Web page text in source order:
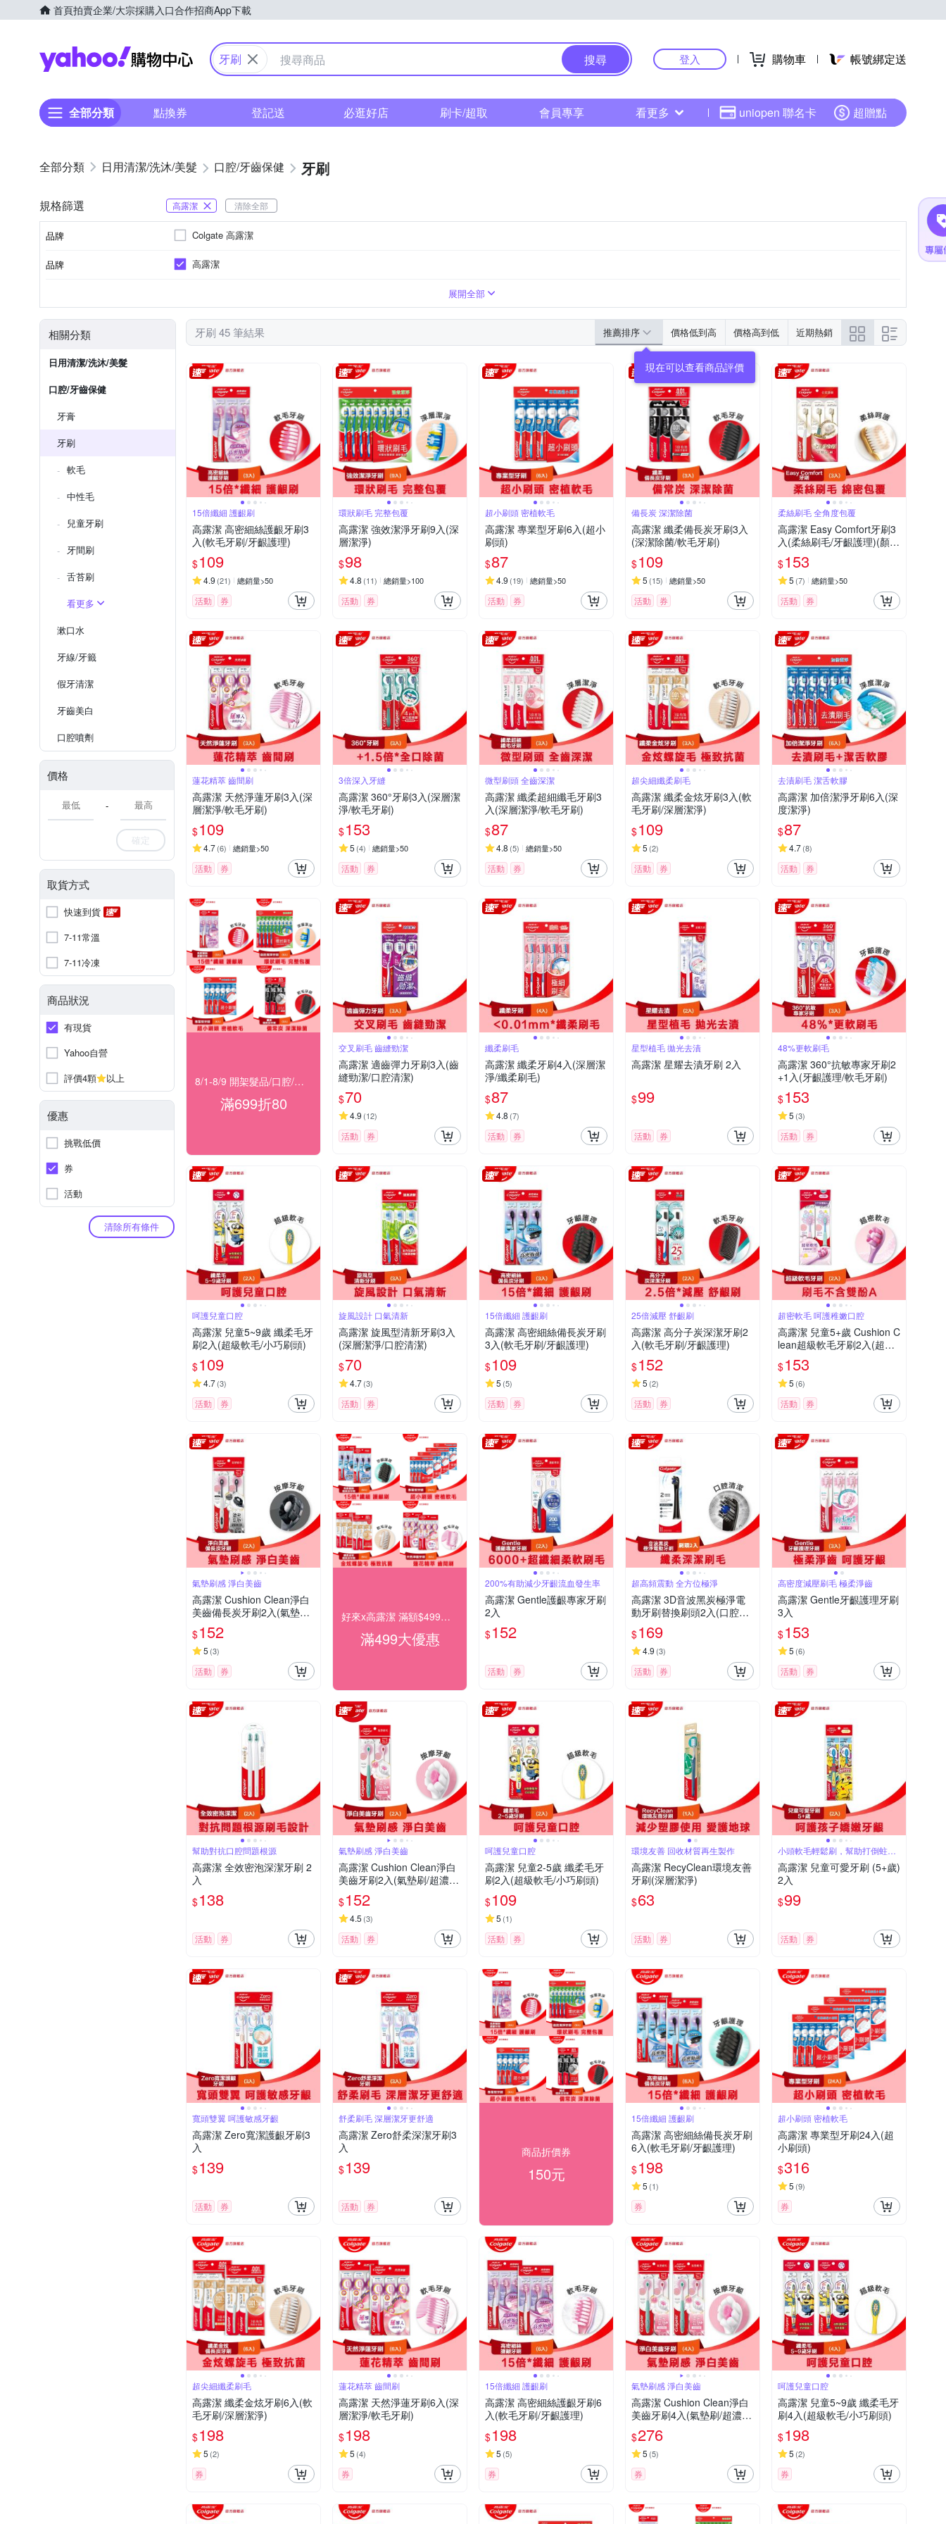
首頁拍賣企業/大宗採購入口合作招商App下載
Yahoo購物中心
牙刷 搜尋 登入 購物車 帳號綁定送
全部分類 點換券 登記送 必逛好店 刷卡/超取 會員專享 看更多 uniopen 聯名卡 超贈點
日用清潔/洗沐/美髮 口腔/牙齒保健 牙刷
規格篩選 高露潔 清除全部
品牌 Colgate 高露潔
品牌 高露潔
展開全部
相關分類
日用清潔/洗沐/美髮
口腔/牙齒保健
牙膏
牙刷
軟毛
中性毛
兒童牙刷
牙間刷
舌苔刷
看更多
漱口水
牙線/牙籤
假牙清潔
牙齒美白
口腔噴劑
價格
-
確定
取貨方式
快速到貨
7-11常溫
7-11冷凍
商品狀況
有現貨
Yahoo自營
評價4顆
以上
優惠
挑戰低價
券
活動
清除所有條件
牙刷 45 筆結果 推薦排序 價格低到高 價格高到低 近期熱銷
15倍纖細 護齦刷
高露潔 高密細絲護齦牙刷3
入(軟毛牙刷/牙齦護理)
$109
4.9 (21) 總銷量>50
活動 券
環狀刷毛 完整包覆
高露潔 強效潔淨牙刷9入(深
層潔淨)
$98
4.8 (11) 總銷量>100
活動 券
超小刷頭 密植軟毛
高露潔 專業型牙刷6入(超小
刷頭)
$87
4.9 (19) 總銷量>50
活動 券
備長炭 深潔除菌
高露潔 纖柔備長炭牙刷3入
(深潔除菌/軟毛牙刷)
$109
5 (15) 總銷量>50
活動 券
柔絲刷毛 全角度包覆
高露潔 Easy Comfort牙刷3
入(柔絲刷毛/牙齦護理)(顏色
隨機)
$153
5 (7) 總銷量>50
活動 券
蓮花精萃 齒間刷
高露潔 天然淨蓮牙刷3入(深
層潔淨/軟毛牙刷)
$109
4.7(6) 總銷量>50
活動 券
3倍深入牙縫
高露潔 360°牙刷3入(深層潔
淨/軟毛牙刷)
$153
5 (4) 總銷量>50
活動 券
微型刷頭 全齒深潔
高露潔 纖柔超細纖毛牙刷3
入(深層潔淨/軟毛牙刷)
$87
4.8 (5) 總銷量>50
活動 券
超尖細纖柔刷毛
高露潔 纖柔金炫牙刷3入(軟
毛牙刷/深層潔淨)
$109
5 (2)
活動 券
去漬刷毛 潔舌軟膠
高露潔 加倍潔淨牙刷6入(深
度潔淨)
$87
4.7(8)
活動 券
8/1-8/9 開架髮品/口腔/洗沐★滿699折80
滿699折80
交叉刷毛 齒縫勁潔
高露潔 適齒彈力牙刷3入(齒
縫勁潔/口腔清潔)
$70
4.9 (12)
活動 券
纖柔刷毛
高露潔 纖柔牙刷4入(深層潔
淨/纖柔刷毛)
$87
4.8 (7)
活動 券
星型植毛 拋光去漬
高露潔 星耀去漬牙刷 2入
$99
活動 券
48%更軟刷毛
高露潔 360°抗敏專家牙刷2
+1入(牙齦護理/軟毛牙刷)
$153
5 (3)
活動 券
呵護兒童口腔
高露潔 兒童5~9歲 纖柔毛牙
刷2入(超級軟毛/小巧刷頭)
$109
4.7(3)
活動 券
旋風設計 口氣清新
高露潔 旋風型清新牙刷3入
(深層潔淨/口腔清潔)
$70
4.7(3)
活動 券
15倍纖細 護齦刷
高露潔 高密細絲備長炭牙刷
3入(軟毛牙刷/牙齦護理)
$109
5 (5)
活動 券
25倍減壓 舒齦刷
高露潔 高分子炭深潔牙刷2
入(軟毛牙刷/牙齦護理)
$152
5 (2)
活動 券
超密軟毛 呵護稚嫩口腔
高露潔 兒童5+歲 Cushion C
lean超級軟毛牙刷2入(超密
軟毛/小巧刷頭)
$153
5 (6)
活動 券
氣墊刷感 淨白美齒
高露潔 Cushion Clean淨白
美齒備長炭牙刷2入(氣墊刷/
超濃密軟毛牙刷/按摩牙齦)
$152
5 (3)
活動 券
好來x高露潔 滿額$499出貨
滿499大優惠
200%有助減少牙齦流血發生率
高露潔 Gentle護齦專家牙刷
2入
$152
活動 券
超高頻震動 全方位極淨
高露潔 3D音波黑炭極淨電
動牙刷替換刷頭2入(口腔清
潔/潔淨)
$169
4.9 (3)
活動 券
高密度減壓刷毛 極柔淨齒
高露潔 Gentle牙齦護理牙刷
3入
$153
5 (6)
活動 券
幫助對抗口腔問題根源
高露潔 全效密泡深潔牙刷 2
入
$138
活動 券
氣墊刷感 淨白美齒
高露潔 Cushion Clean淨白
美齒牙刷2入(氣墊刷/超濃密
軟毛牙刷/按摩牙齦)
$152
4.5 (3)
活動 券
呵護兒童口腔
高露潔 兒童2-5歲 纖柔毛牙
刷2入(超級軟毛/小巧刷頭)
$109
5 (1)
活動 券
環境友善 回收材質再生製作
高露潔 RecyClean環境友善
牙刷(深層潔淨)
$63
活動 券
小頭軟毛輕鬆刷，幫助打倒蛀牙
怪
高露潔 兒童可愛牙刷 (5+歲)
2入
$99
活動 券
寬頭雙翼 呵護敏感牙齦
高露潔 Zero寬潔護齦牙刷3
入
$139
活動 券
舒柔刷毛 深層潔牙更舒適
高露潔 Zero舒柔深潔牙刷3
入
$139
活動 券
商品折價券
150元
15倍纖細 護齦刷
高露潔 高密細絲備長炭牙刷
6入(軟毛牙刷/牙齦護理)
$198
5 (1)
券
超小刷頭 密植軟毛
高露潔 專業型牙刷24入(超
小刷頭)
$316
5 (9)
券
超尖細纖柔刷毛
高露潔 纖柔金炫牙刷6入(軟
毛牙刷/深層潔淨)
$198
5 (2)
券
蓮花精萃 齒間刷
高露潔 天然淨蓮牙刷6入(深
層潔淨/軟毛牙刷)
$198
5 (4)
券
15倍纖細 護齦刷
高露潔 高密細絲護齦牙刷6
入(軟毛牙刷/牙齦護理)
$198
5 (5)
券
氣墊刷感 淨白美齒
高露潔 Cushion Clean淨白
美齒牙刷4入(氣墊刷/超濃密
軟毛牙刷/按摩牙齦)
$276
5 (5)
券
呵護兒童口腔
高露潔 兒童5~9歲 纖柔毛牙
刷4入(超級軟毛/小巧刷頭)
$198
5 (2)
券